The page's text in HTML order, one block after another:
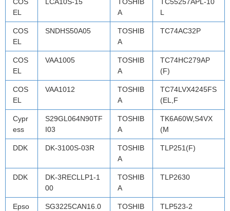
EL
A
L
COS
EL
SNDHS50A05
TOSHIB
A
TC74AC32P
COS
EL
VAA1005
TOSHIB
A
TC74HC279AP
(F)
COS
EL
VAA1012
TOSHIB
A
TC74LVX4245FS
(EL,F
Cypr
ess
S29GL064N90TF
I03
TOSHIB
A
TK6A60W,S4VX
(M
DDK DK-3100S-03R
TOSHIB
A
TLP251(F)
DDK
DK-3RECLLP1-1
00
TOSHIB
A
TLP2630
Epso
SG3225CAN16.0
TOSHIB
TLP523-2